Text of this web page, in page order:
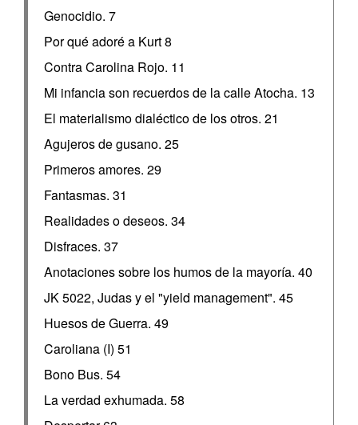
Genocidio. 7
Por qué adoré a Kurt 8
Contra Carolina Rojo. 11
Mi infancia son recuerdos de la calle Atocha. 13
El materialismo dialéctico de los otros. 21
Agujeros de gusano. 25
Primeros amores. 29
Fantasmas. 31
Realidades o deseos. 34
Disfraces. 37
Anotaciones sobre los humos de la mayoría. 40
JK 5022, Judas y el "yield management". 45
Huesos de Guerra. 49
Caroliana (I) 51
Bono Bus. 54
La verdad exhumada. 58